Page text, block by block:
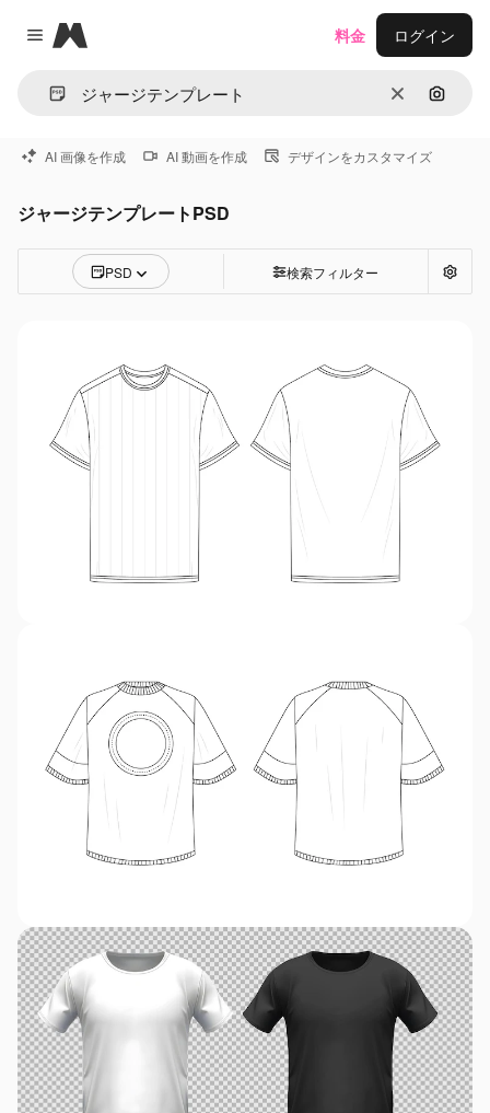
Close menu
Magnific
消去 画像で
料金 ログイン
AI 画像を作成 AI 動画を作成 デザインをカスタマイズ
ジャージテンプレートPSD
PSD 検索フィルター